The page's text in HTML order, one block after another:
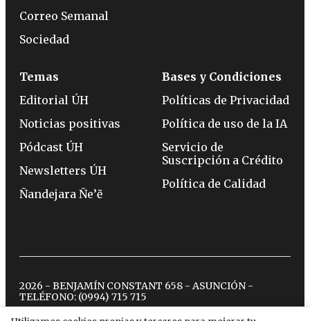
Correo Semanal
Sociedad
Temas
Editorial ÚH
Noticias positivas
Pódcast ÚH
Newsletters ÚH
Ñandejara Ñe’ẽ
Bases y Condiciones
Políticas de Privacidad
Política de uso de la IA
Servicio de
Suscripción a Crédito
Política de Calidad
2026 - BENJAMÍN CONSTANT 658 - ASUNCIÓN -
TELÉFONO: (0994) 715 715